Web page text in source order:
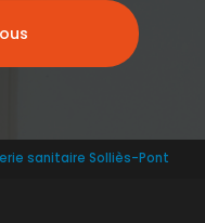
sanitaire Solliès-Pont